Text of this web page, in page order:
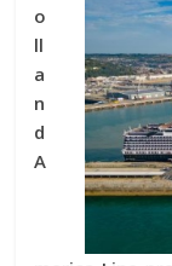
o
ll
a
n
d
A